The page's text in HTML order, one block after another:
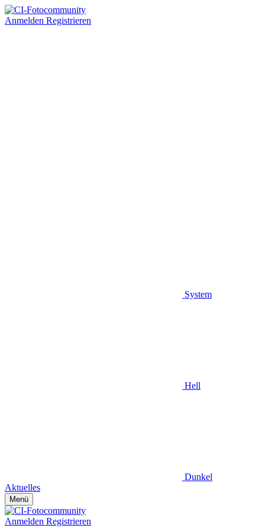
Anmelden Registrieren
System
Hell
Dunkel
Aktuelles
Menü
Anmelden Registrieren